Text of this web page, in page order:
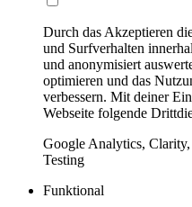
Durch das Akzeptieren
und Surfverhalten
und anonymisiert
optimieren und das
verbessern. Mit deiner
Webseite folgende
Google Analytics,
Testing
Funktional